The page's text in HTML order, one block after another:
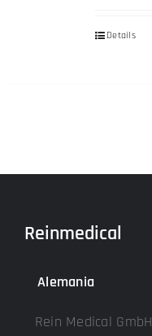
Details
Reinmedical
Alemania
Rein Medical GmbH